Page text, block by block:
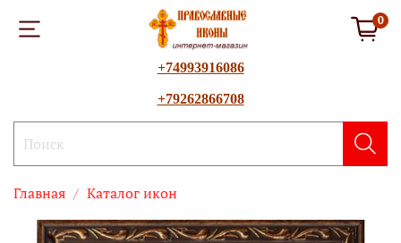
0
+74993916086
+79262866708
Главная Каталог икон